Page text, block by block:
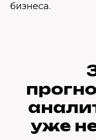
бизнеса.
уже